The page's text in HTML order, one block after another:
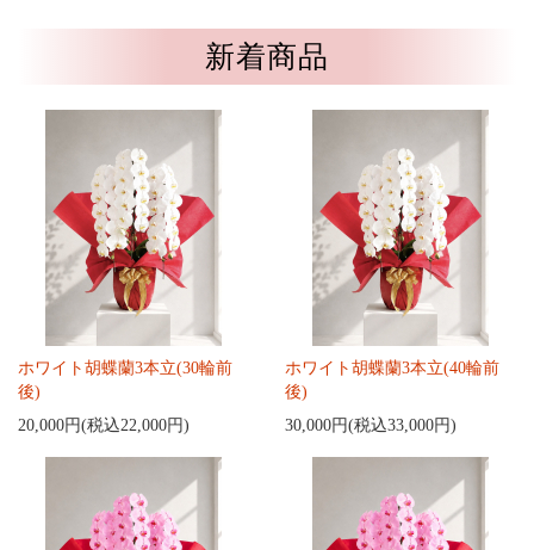
新着商品
ホワイト胡蝶蘭3本立(30輪前
後)
20,000円(税込22,000円)
ホワイト胡蝶蘭3本立(40輪前
後)
30,000円(税込33,000円)